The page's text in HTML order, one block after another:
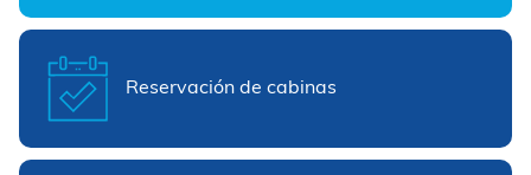
Reservación de cabinas